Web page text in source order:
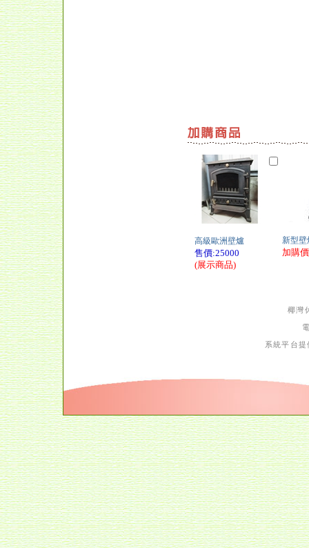
高級歐洲壁爐
售價:25000
(展示商品)
新型壁
加購
椰灣
系統平台